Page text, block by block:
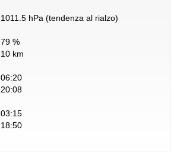
1011.5 hPa (tendenza al rialzo)
79 %
10 km
06:20
20:08
03:15
18:50